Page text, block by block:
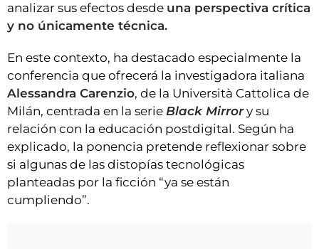
analizar sus efectos desde una perspectiva crítica
y no únicamente técnica.
En este contexto, ha destacado especialmente la
conferencia que ofrecerá la investigadora italiana
Alessandra Carenzio, de la Università Cattolica de
Milán, centrada en la serie Black Mirror y su
relación con la educación postdigital. Según ha
explicado, la ponencia pretende reflexionar sobre
si algunas de las distopías tecnológicas
planteadas por la ficción “ya se están
cumpliendo”.